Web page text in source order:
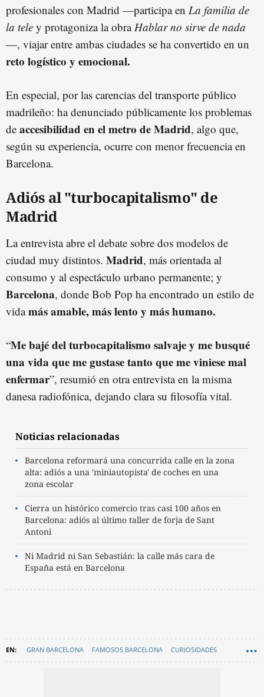
profesionales con Madrid —participa en La familia de
la tele y protagoniza la obraHablar no sirve de nada
—, viajar entre ambas ciudades se ha convertido en un
reto logístico y emocional.
En especial, por las carencias del transporte público
madrileño: ha denunciado públicamente los problemas
de accesibilidad en el metro de Madrid, algo que,
según su experiencia, ocurre con menor frecuencia en
Barcelona.
Adiós al "turbocapitalismo" de
Madrid
La entrevista abre el debate sobre dos modelos de
ciudad muy distintos. Madrid, más orientada al
consumo y al espectáculo urbano permanente; y
Barcelona, donde Bob Pop ha encontrado un estilo de
vidamás amable, más lento y más humano.
“Me bajé del turbocapitalismo salvaje y me busqué
una vida que me gustase tanto que me viniese mal
enfermar”, resumió en otra entrevista en la misma
danesa radiofónica, dejando clara su filosofía vital.
Noticias relacionadas
Barcelona reformará una concurrida calle en la zona
alta: adiós a una 'miniautopista' de coches en una
zona escolar
Cierra un histórico comercio tras casi 100 años en
Barcelona: adiós al último taller de forja de Sant
Antoni
Ni Madrid ni San Sebastián: la calle más cara de
España está en Barcelona
GRAN BARCELONA FAMOSOS BARCELONA CURIOSIDADES